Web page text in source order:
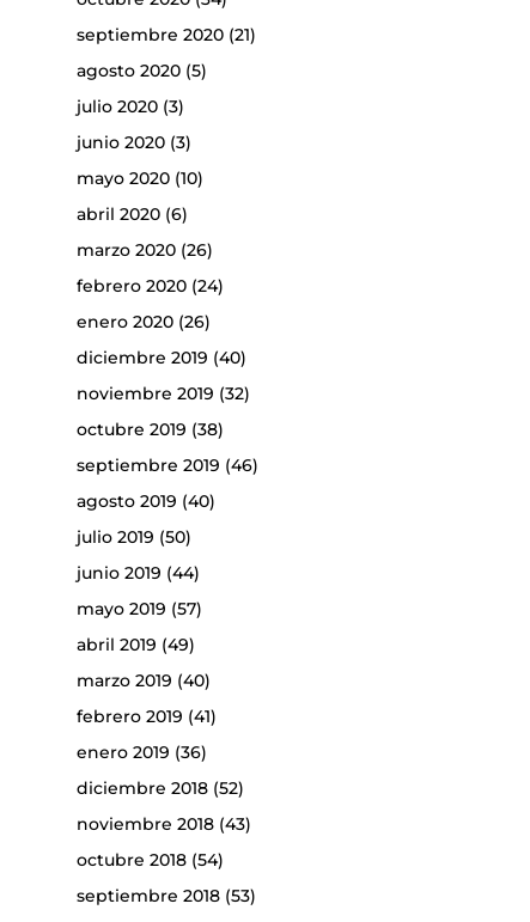
septiembre 2020(21)
agosto 2020(5)
julio 2020(3)
junio 2020(3)
mayo 2020(10)
abril 2020(6)
marzo 2020(26)
febrero 2020(24)
enero 2020(26)
diciembre 2019 (40)
noviembre 2019 (32)
octubre 2019 (38)
septiembre 2019 (46)
agosto 2019 (40)
julio 2019 (50)
junio 2019 (44)
mayo 2019 (57)
abril 2019 (49)
marzo 2019 (40)
febrero 2019 (41)
enero 2019 (36)
diciembre 2018(52)
noviembre 2018(43)
octubre 2018(54)
septiembre 2018(53)